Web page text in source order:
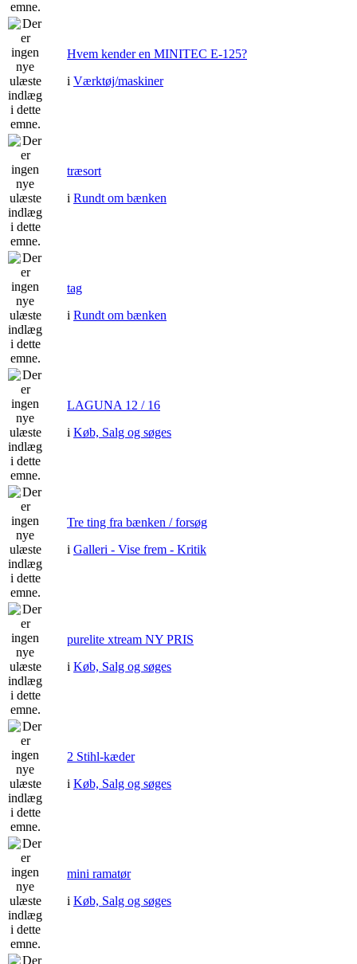
Hvem kender en MINITEC E-125?
i Værktøj/maskiner
træsort
i Rundt om bænken
tag
i Rundt om bænken
LAGUNA 12 / 16
i Køb, Salg og søges
Tre ting fra bænken / forsøg
i Galleri - Vise frem - Kritik
purelite xtream NY PRIS
i Køb, Salg og søges
2 Stihl-kæder
i Køb, Salg og søges
mini ramatør
i Køb, Salg og søges